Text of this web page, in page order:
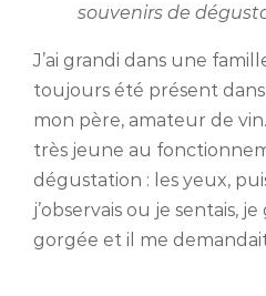
souvenirs de
J’ai grandi dans une
toujours été présent
mon père, amateur de
très jeune au
dégustation : les yeux,
j’observais ou je sentais,
gorgée et il me